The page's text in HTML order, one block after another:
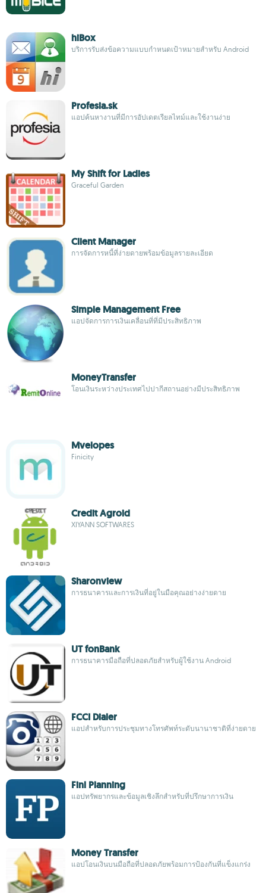
hiBox
บริการรับส่งข้อความแบบกำหนดเป้าหมายสำหรับ Android
Profesia.sk
แอปค้นหางานที่มีการอัปเดตเรียลไทม์และใช้งานง่าย
My Shift for Ladies
Graceful Garden
Client Manager
การจัดการหนี้ที่ง่ายดายพร้อมข้อมูลรายละเอียด
Simple Management Free
แอปจัดการการเงินเคลื่อนที่ที่มีประสิทธิภาพ
MoneyTransfer
โอนเงินระหว่างประเทศไปปากีสถานอย่างมีประสิทธิภาพ
Mvelopes
Finicity
Credit Agroid
XIYANN SOFTWARES
Sharonview
การธนาคารและการเงินที่อยู่ในมือคุณอย่างง่ายดาย
UT fonBank
การธนาคารมือถือที่ปลอดภัยสำหรับผู้ใช้งาน Android
FCCI Dialer
แอปสำหรับการประชุมทางโทรศัพท์ระดับนานาชาติที่ง่ายดาย
Finl Planning
แอปทรัพยากรและข้อมูลเชิงลึกสำหรับที่ปรึกษาการเงิน
Money Transfer
แอปโอนเงินบนมือถือที่ปลอดภัยพร้อมการป้องกันที่แข็งแกร่ง